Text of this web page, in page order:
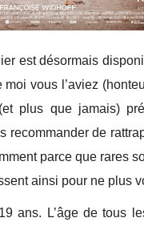
est désormais
vous l’aviez
plus que jamais)
recommander de
parce que rares
ainsi pour ne plus
ans. L’âge de tous